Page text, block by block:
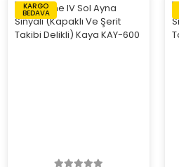
KARGO
BEDAVA